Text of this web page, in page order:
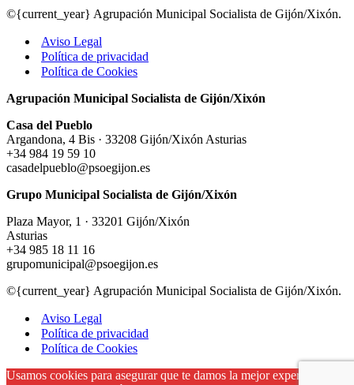
©{current_year} Agrupación Municipal Socialista de Gijón/Xixón.
Aviso Legal
Política de privacidad
Política de Cookies
Agrupación Municipal Socialista de Gijón/Xixón
Casa del Pueblo
Argandona, 4 Bis · 33208 Gijón/Xixón Asturias
+34 984 19 59 10
casadelpueblo@psoegijon.es
Grupo Municipal Socialista de Gijón/Xixón
Plaza Mayor, 1 · 33201 Gijón/Xixón
Asturias
+34 985 18 11 16
grupomunicipal@psoegijon.es
©{current_year} Agrupación Municipal Socialista de Gijón/Xixón.
Aviso Legal
Política de privacidad
Política de Cookies
Usamos cookies para asegurar que te damos la mejor experiencia en